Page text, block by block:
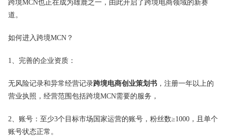
跨境MCN也正在成为雄鹿之一，由此开启了跨境电商领域的新赛
道。
如何进入跨境MCN？
1、完善的企业资质：
无风险记录和异常经营记录跨境电商创业策划书 ，注册一年以上的
营业执照，经营范围包括跨境MCN需要的服务，
2、账号：至少3个目标市场国家运营的账号，粉丝数≥1000，且单个
账号状态正常。